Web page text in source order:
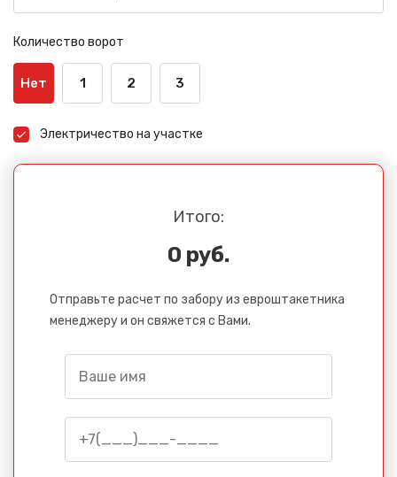
Количество ворот
Нет 1 2 3
Электричество на участке
Итого:
0 руб.
Отправьте расчет по забору из евроштакетника
менеджеру и он свяжется с Вами.